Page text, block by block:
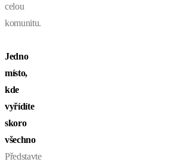
celou
komunitu.
Jedno
místo,
kde
vyřídíte
skoro
všechno
Představte